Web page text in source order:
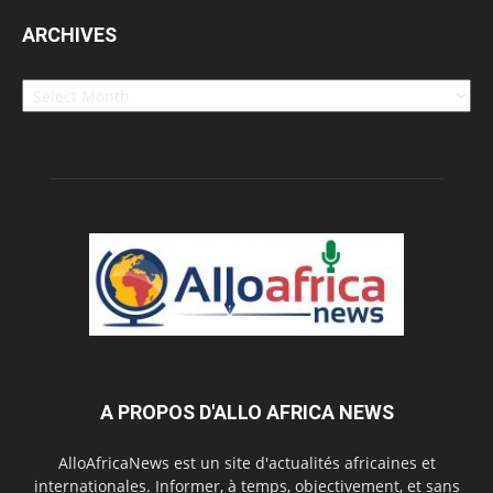
ARCHIVES
Archives
A PROPOS D'ALLO AFRICA NEWS
AlloAfricaNews est un site d'actualités africaines et
internationales. Informer, à temps, objectivement, et sans